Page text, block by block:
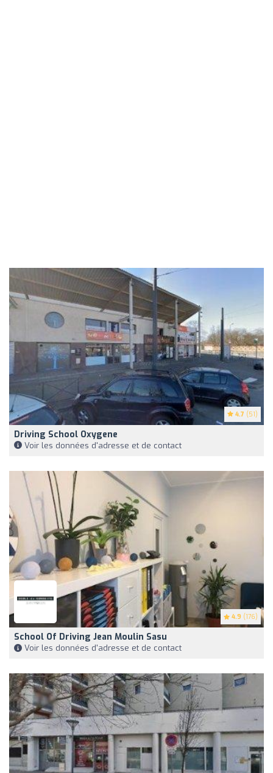
4.7 (51)
Driving School Oxygene
Voir les données d'adresse et de contact
4.9 (176)
School Of Driving Jean Moulin Sasu
Voir les données d'adresse et de contact